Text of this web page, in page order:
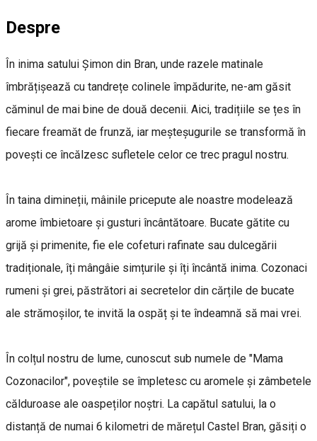
Despre
În inima satului Șimon din Bran, unde razele matinale
îmbrățișează cu tandrețe colinele împădurite, ne-am găsit
căminul de mai bine de două decenii. Aici, tradițiile se țes în
fiecare freamăt de frunză, iar meșteșugurile se transformă în
povești ce încălzesc sufletele celor ce trec pragul nostru.
În taina dimineții, mâinile pricepute ale noastre modelează
arome îmbietoare și gusturi încântătoare. Bucate gătite cu
grijă și primenite, fie ele cofeturi rafinate sau dulcegării
tradiționale, îți mângâie simțurile și îți încântă inima. Cozonaci
rumeni și grei, păstrători ai secretelor din cărțile de bucate
ale strămoșilor, te invită la ospăț și te îndeamnă să mai vrei.
În colțul nostru de lume, cunoscut sub numele de "Mama
Cozonacilor", poveștile se împletesc cu aromele și zâmbetele
călduroase ale oaspeților noștri. La capătul satului, la o
distanță de numai 6 kilometri de mărețul Castel Bran, găsiți o